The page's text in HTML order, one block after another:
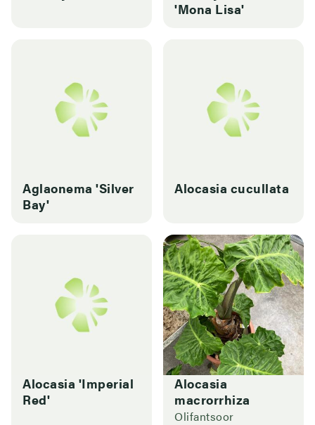
'Mona Lisa'
Aglaonema 'Silver
Bay'
Alocasia cucullata
Alocasia 'Imperial
Red'
Alocasia
macrorrhiza
Olifantsoor